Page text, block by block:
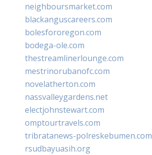
neighboursmarket.com
blackanguscareers.com
bolesfororegon.com
bodega-ole.com
thestreamlinerlounge.com
mestrinorubanofc.com
novelatherton.com
nassvalleygardens.net
electjohnstewart.com
omptourtravels.com
tribratanews-polreskebumen.com
rsudbayuasih.org